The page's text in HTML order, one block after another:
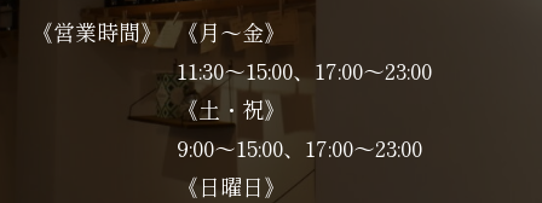
《営業時間》 《月～金》
11:30～15:00、17:00～23:00
《土・祝》
9:00～15:00、17:00〜23:00
《日曜日》